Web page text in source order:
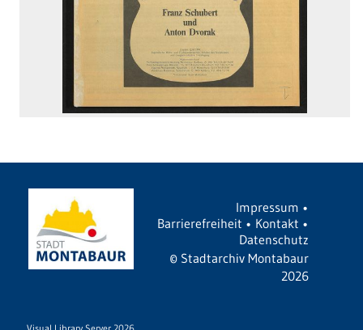
Impressum •
Barrierefreiheit • Kontakt •
Datenschutz
© Stadtarchiv Montabaur
2026